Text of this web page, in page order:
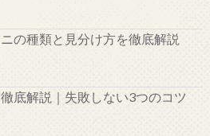
の種類と見分け方を徹底解説
底解説｜失敗しない3つのコツ